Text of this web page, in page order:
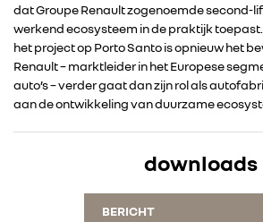
RENAULT
DACIA
dat Groupe Renault zogenoemde second-
werkend ecosysteem in de praktijk
het project op Porto Santo is opnieuw het
Renault – marktleider in het Europese
auto’s – verder gaat dan zijn rol als
aan de ontwikkeling van duurzame
downloads
BERICHT